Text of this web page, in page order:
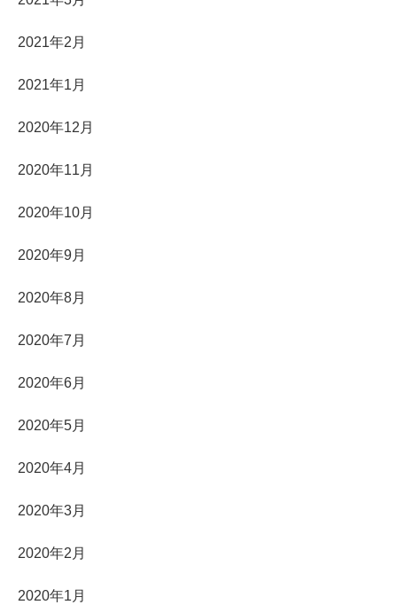
2021年2月
2021年1月
2020年12月
2020年11月
2020年10月
2020年9月
2020年8月
2020年7月
2020年6月
2020年5月
2020年4月
2020年3月
2020年2月
2020年1月